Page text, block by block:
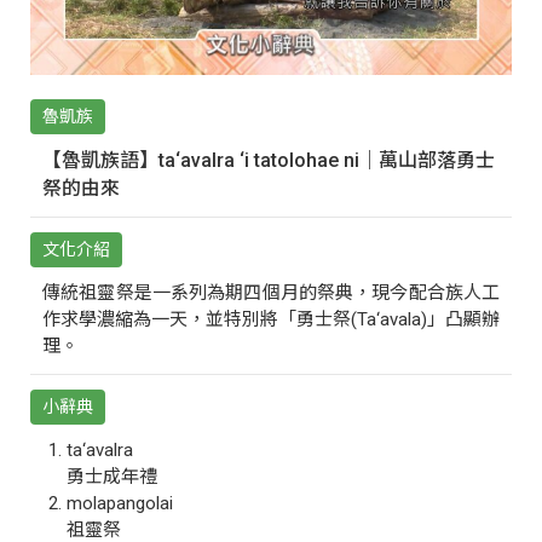
魯凱族
【魯凱族語】ta‘avalra ‘i tatolohae ni｜萬山部落勇士
祭的由來
文化介紹
傳統祖靈祭是一系列為期四個月的祭典，現今配合族人工
作求學濃縮為一天，並特別將「勇士祭(Ta‘avala)」凸顯辦
理。
小辭典
ta‘avalra
勇士成年禮
molapangolai
祖靈祭